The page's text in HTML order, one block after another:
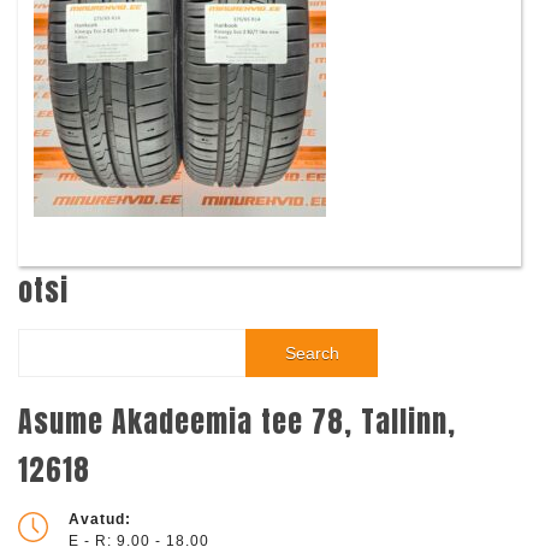
otsi
Search
Asume Akadeemia tee 78, Tallinn,
12618
Avatud:
E - R: 9.00 - 18.00